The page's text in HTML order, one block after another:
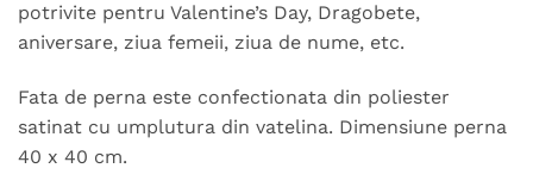
potrivite pentru Valentine’s Day, Dragobete,
aniversare, ziua femeii, ziua de nume, etc.
Fata de perna este confectionata din poliester
satinat cu umplutura din vatelina. Dimensiune perna
40 x 40 cm.